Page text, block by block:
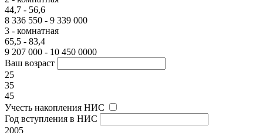
44,7 - 56,6
8 336 550 - 9 339 000
3 - комнатная
65,5 - 83,4
9 207 000 - 10 450 0000
Ваш возраст
25
35
45
Учесть накопления НИС
Год вступления в НИС
2005